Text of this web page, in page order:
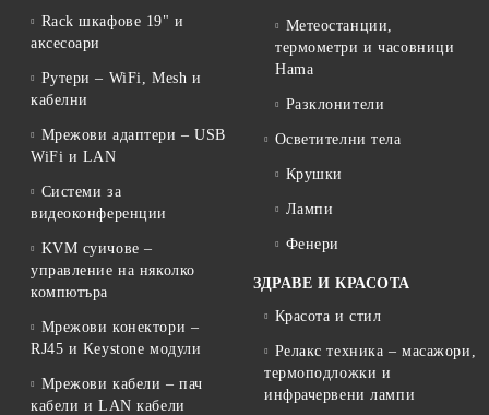
Rack шкафове 19" и
аксесоари
Рутери – WiFi, Mesh и
кабелни
Мрежови адаптери – USB
WiFi и LAN
Системи за
видеоконференции
KVM суичове –
управление на няколко
компютъра
Мрежови конектори –
RJ45 и Keystone модули
Мрежови кабели – пач
кабели и LAN кабели
Метеостанции,
термометри и часовници
Hama
Разклонители
Осветителни тела
Крушки
Лампи
Фенери
ЗДРАВЕ И КРАСОТА
Красота и стил
Релакс техника – масажори,
термоподложки и
инфрачервени лампи